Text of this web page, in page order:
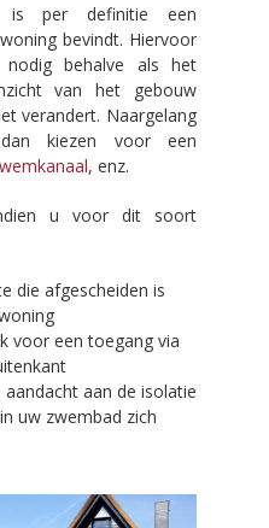
per definitie een
bevindt. Hiervoor
nodig behalve als het
van het gebouw
verandert. Naargelang
kiezen voor een
, enz.
u voor dit soort
die afgescheiden is
voor een toegang via
aan de isolatie
uw zwembad zich